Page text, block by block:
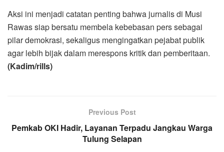
Aksi ini menjadi catatan penting bahwa jurnalis di Musi
Rawas siap bersatu membela kebebasan pers sebagai
pilar demokrasi, sekaligus mengingatkan pejabat publik
agar lebih bijak dalam merespons kritik dan pemberitaan.
(Kadim/rills)
Previous Post
Pemkab OKI Hadir, Layanan Terpadu Jangkau Warga
Tulung Selapan